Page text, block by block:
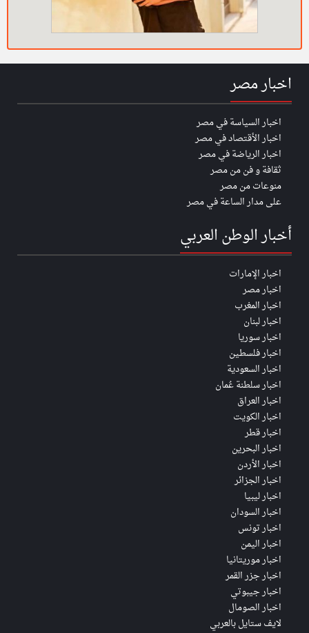
اخبار مصر
اخبار السياسة في مصر
اخبار الأقتصاد في مصر
اخبار الرياضة في مصر
ثقافة و فن من مصر
منوعات من مصر
على مدار الساعة في مصر
أخبار الوطن العربي
اخبار الإمارات
اخبار مصر
اخبار المغرب
اخبار لبنان
اخبار سوريا
اخبار فلسطين
اخبار السعودية
اخبار سلطنة عُمان
اخبار العراق
اخبار الكويت
اخبار قطر
اخبار البحرين
اخبار الأردن
اخبار الجزائر
اخبار ليبيا
اخبار السودان
اخبار تونس
اخبار اليمن
اخبار موريتانيا
اخبار جزر القمر
اخبار جيبوتي
اخبار الصومال
لايف ستايل بالعربي